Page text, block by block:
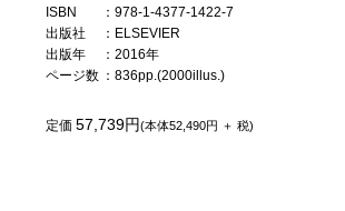
ISBN
：978-1-4377-1422-7
出版社
：ELSEVIER
出版年
：2016年
ページ数 ：836pp.(2000illus.)
定価57,739円(本体52,490円 ＋ 税)